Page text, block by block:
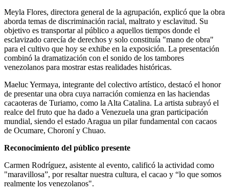
Meyla Flores, directora general de la agrupación, explicó que la obra
aborda temas de discriminación racial, maltrato y esclavitud. Su
objetivo es transportar al público a aquellos tiempos donde el
esclavizado carecía de derechos y solo constituía "mano de obra"
para el cultivo que hoy se exhibe en la exposición. La presentación
combinó la dramatización con el sonido de los tambores
venezolanos para mostrar estas realidades históricas.
Maeluc Yermaya, integrante del colectivo artístico, destacó el honor
de presentar una obra cuya narración comienza en las haciendas
cacaoteras de Turiamo, como la Alta Catalina. La artista subrayó el
realce del fruto que ha dado a Venezuela una gran participación
mundial, siendo el estado Aragua un pilar fundamental con cacaos
de Ocumare, Choroní y Chuao.
Reconocimiento del público presente
Carmen Rodríguez, asistente al evento, calificó la actividad como
"maravillosa”, por resaltar nuestra cultura, el cacao y “lo que somos
realmente los venezolanos".